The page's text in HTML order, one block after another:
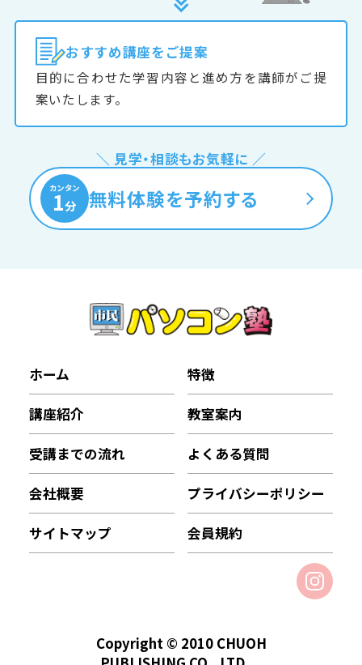
おすすめ講座をご提案
目的に合わせた学習内容と進め方を講師がご提
案いたします。
＼ 見学・相談もお気軽に ／
カンタン
1分 無料体験を予約する
ホーム 特徴
講座紹介 教室案内
受講までの流れ よくある質問
会社概要 プライバシーポリシー
サイトマップ 会員規約
Copyright © 2010 CHUOH